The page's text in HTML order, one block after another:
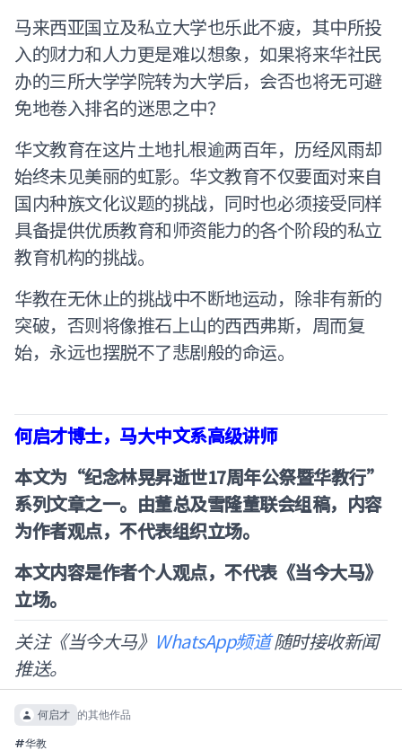
马来西亚国立及私立大学也乐此不疲，其中所投
入的财力和人力更是难以想象，如果将来华社民
办的三所大学学院转为大学后，会否也将无可避
免地卷入排名的迷思之中？
华文教育在这片土地扎根逾两百年，历经风雨却
始终未见美丽的虹影。华文教育不仅要面对来自
国内种族文化议题的挑战，同时也必须接受同样
具备提供优质教育和师资能力的各个阶段的私立
教育机构的挑战。
华教在无休止的挑战中不断地运动，除非有新的
突破，否则将像推石上山的西西弗斯，周而复
始，永远也摆脱不了悲剧般的命运。
何启才博士，马大中文系高级讲师
本文为“纪念林晃昇逝世17周年公祭暨华教行”
系列文章之一。由董总及雪隆董联会组稿，内容
为作者观点，不代表组织立场。
本文内容是作者个人观点，不代表《当今大马》
立场。
关注《当今大马》 WhatsApp频道随时接收新闻
推送。
何启才 的其他作品
#华教